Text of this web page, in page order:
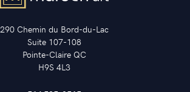
290 Chemin du Bord-du-Lac
Suite 107-108
Pointe-Claire QC
H9S 4L3